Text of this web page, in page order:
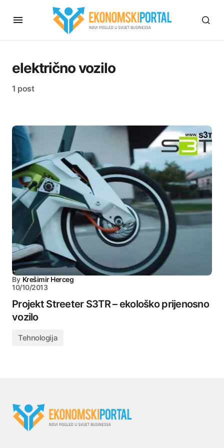
električno vozilo
1 post
By Krešimir Herceg
10/10/2013
Projekt Streeter S3TR – ekološko prijenosno
vozilo
Tehnologija